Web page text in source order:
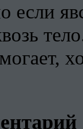
если